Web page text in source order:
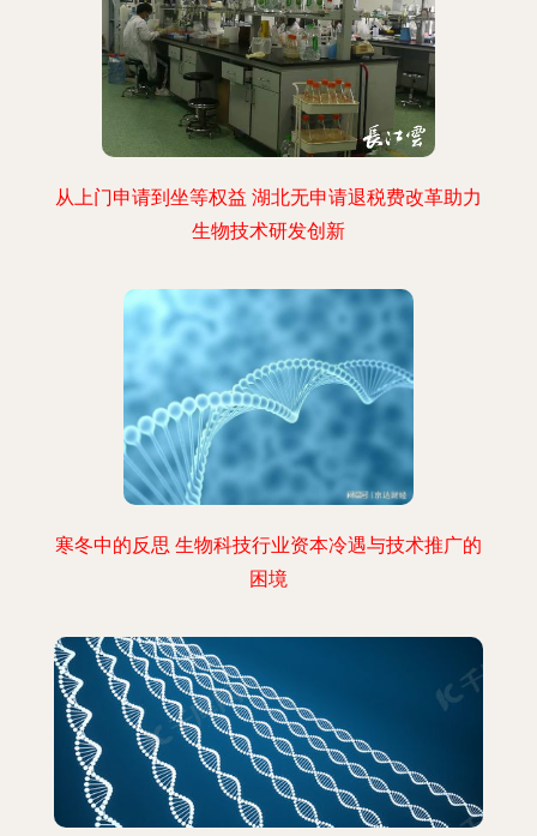
从上门申请到坐等权益 湖北无申请退税费改革助力
生物技术研发创新
寒冬中的反思 生物科技行业资本冷遇与技术推广的
困境